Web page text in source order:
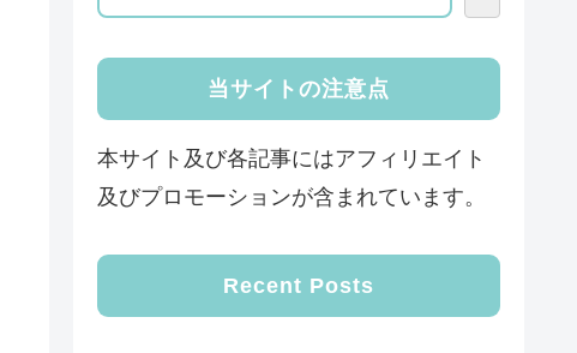
当サイトの注意点
本サイト及び各記事にはアフィリエイト
及びプロモーションが含まれています。
Recent Posts